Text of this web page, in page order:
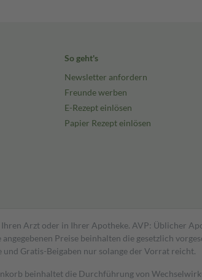
So geht's
Newsletter anfordern
Freunde werben
E-Rezept einlösen
Papier Rezept einlösen
Arzt oder in Ihrer Apotheke. AVP: Üblicher
Preise beinhalten die gesetzlich
Gratis-Beigaben nur solange der Vorrat reicht.
beinhaltet die Durchführung von